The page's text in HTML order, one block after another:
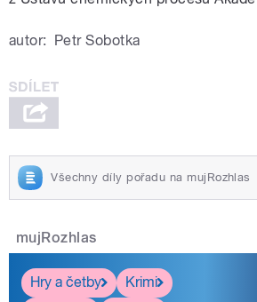
autor: Petr Sobotka
Všechny díly pořadu na mujRozhlas
mujRozhlas
Hry a četby
Krimi